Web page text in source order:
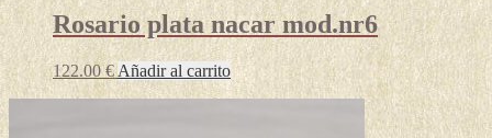
Rosario plata nacar mod.nr6
122.00€ Añadir al carrito